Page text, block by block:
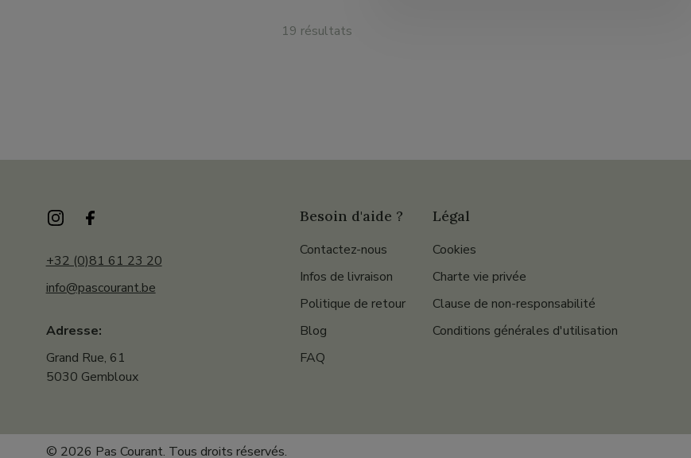
19 résultats
+32 (0)81 61 23 20
info@pascourant.be
Adresse:
Grand Rue, 61
5030 Gembloux
Besoin d'aide ?
Contactez-nous
Infos de livraison
Politique de retour
Blog
FAQ
Légal
Cookies
Charte vie privée
Clause de non-responsabilité
Conditions générales d'utilisation
© 2026 Pas Courant. Tous droits réservés.